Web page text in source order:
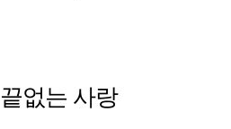
끝없는 사랑